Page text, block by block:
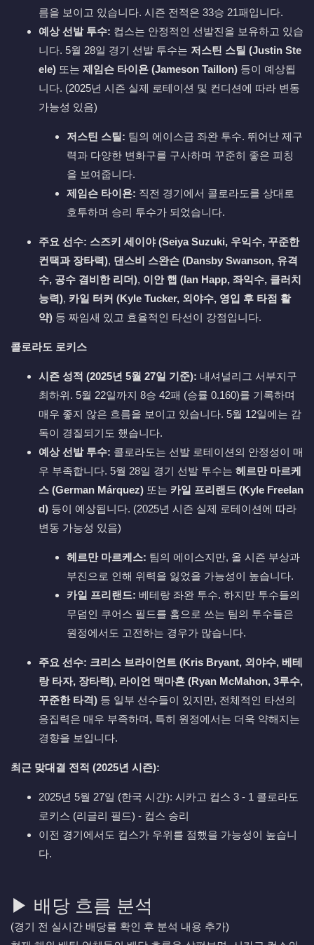
름을 보이고 있습니다. 시즌 전적은 33승 21패입니다.
예상 선발 투수: 컵스는 안정적인 선발진을 보유하고 있습
니다. 5월 28일 경기 선발 투수는 저스틴 스틸 (Justin Ste
ele) 또는 제임슨 타이욘 (Jameson Taillon) 등이 예상됩
니다. (2025년 시즌 실제 로테이션 및 컨디션에 따라 변동
가능성 있음)
저스틴 스틸: 팀의 에이스급 좌완 투수. 뛰어난 제구
력과 다양한 변화구를 구사하며 꾸준히 좋은 피칭
을 보여줍니다.
제임슨 타이욘: 직전 경기에서 콜로라도를 상대로
호투하며 승리 투수가 되었습니다.
주요 선수: 스즈키 세이야 (Seiya Suzuki, 우익수, 꾸준한
컨택과 장타력), 댄스비 스완슨 (Dansby Swanson, 유격
수, 공수 겸비한 리더), 이안 햅 (Ian Happ, 좌익수, 클러치
능력), 카일 터커 (Kyle Tucker, 외야수, 영입 후 타점 활
약) 등 짜임새 있고 효율적인 타선이 강점입니다.
콜로라도 로키스
시즌 성적 (2025년 5월 27일 기준): 내셔널리그 서부지구
최하위. 5월 22일까지 8승 42패 (승률 0.160)를 기록하며
매우 좋지 않은 흐름을 보이고 있습니다. 5월 12일에는 감
독이 경질되기도 했습니다.
예상 선발 투수: 콜로라도는 선발 로테이션의 안정성이 매
우 부족합니다. 5월 28일 경기 선발 투수는 헤르만 마르케
스 (German Márquez) 또는 카일 프리랜드 (Kyle Freelan
d) 등이 예상됩니다. (2025년 시즌 실제 로테이션에 따라
변동 가능성 있음)
헤르만 마르케스: 팀의 에이스지만, 올 시즌 부상과
부진으로 인해 위력을 잃었을 가능성이 높습니다.
카일 프리랜드: 베테랑 좌완 투수. 하지만 투수들의
무덤인 쿠어스 필드를 홈으로 쓰는 팀의 투수들은
원정에서도 고전하는 경우가 많습니다.
주요 선수: 크리스 브라이언트 (Kris Bryant, 외야수, 베테
랑 타자, 장타력), 라이언 맥마혼 (Ryan McMahon, 3루수,
꾸준한 타격) 등 일부 선수들이 있지만, 전체적인 타선의
응집력은 매우 부족하며, 특히 원정에서는 더욱 약해지는
경향을 보입니다.
최근 맞대결 전적 (2025년 시즌):
2025년 5월 27일 (한국 시간): 시카고 컵스 3 - 1 콜로라도
로키스 (리글리 필드) - 컵스 승리
이전 경기에서도 컵스가 우위를 점했을 가능성이 높습니
다.
▶ 배당 흐름 분석
(경기 전 실시간 배당률 확인 후 분석 내용 추가)